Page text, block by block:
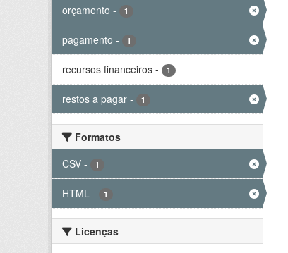
orçamento - 1
pagamento - 1
recursos financeiros - 1
restos a pagar - 1
Formatos
CSV - 1
HTML - 1
Licenças